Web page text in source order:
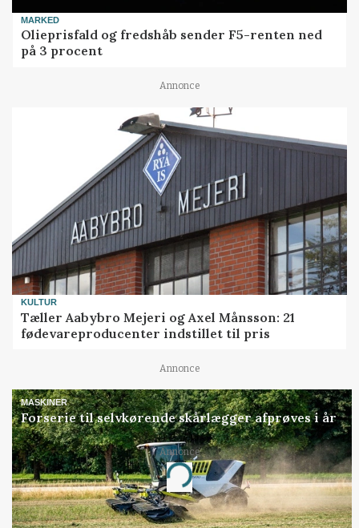
MARKED
Olieprisfald og fredshåb sender F5-renten ned
på 3 procent
Annonce
KULTUR
Tæller Aabybro Mejeri og Axel Månsson: 21
fødevareproducenter indstillet til pris
Annonce
MASKINER
Forserie til selvkørende skårlægger afprøves i år
Annonce
Loading...